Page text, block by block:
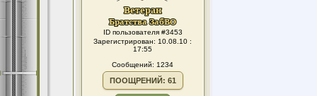
ID пользователя #3453
Зарегистрирован: 10.08.10 :
17:55
Сообщений: 1234
ПООЩРЕНИЙ: 61